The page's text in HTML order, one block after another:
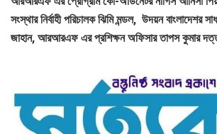
সংস্থার নির্বাহী পরিচালক ঝিমি মন্ডল, উদয়ন বাংলাদেশর
জাহান, আরআরএফ এর প্রশিক্ষন অফিসার তাপস কুমার